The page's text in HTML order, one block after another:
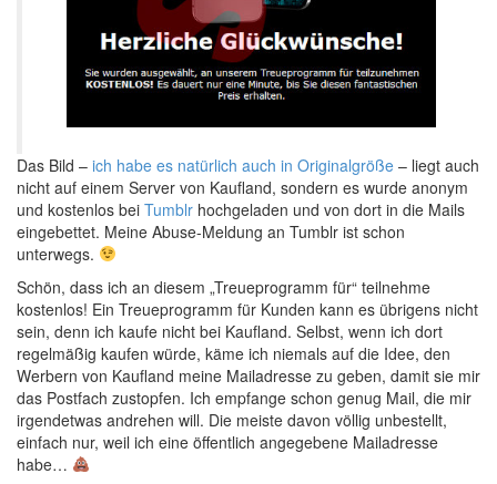
Das Bild – ich habe es natürlich auch in Originalgröße – liegt auch
nicht auf einem Server von Kaufland, sondern es wurde anonym
und kostenlos bei Tumblr hochgeladen und von dort in die Mails
eingebettet. Meine Abuse-Meldung an Tumblr ist schon
unterwegs.
Schön, dass ich an diesem „Treueprogramm für“ teilnehme
kostenlos! Ein Treueprogramm für Kunden kann es übrigens nicht
sein, denn ich kaufe nicht bei Kaufland. Selbst, wenn ich dort
regelmäßig kaufen würde, käme ich niemals auf die Idee, den
Werbern von Kaufland meine Mailadresse zu geben, damit sie mir
das Postfach zustopfen. Ich empfange schon genug Mail, die mir
irgendetwas andrehen will. Die meiste davon völlig unbestellt,
einfach nur, weil ich eine öffentlich angegebene Mailadresse
habe…